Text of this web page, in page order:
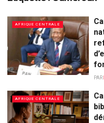
AFRIQUE CENTRALE
PAR
AFRIQUE CENTRALE